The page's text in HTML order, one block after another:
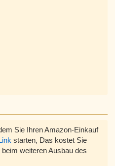
Sie Ihren Amazon-Einkauf
starten, Das kostet Sie
weiteren Ausbau des